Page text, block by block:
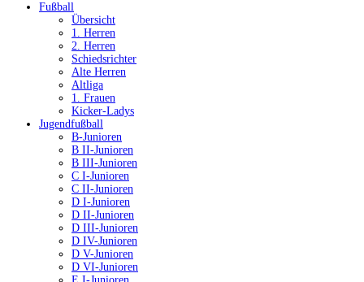
Fußball
Übersicht
1. Herren
2. Herren
Schiedsrichter
Alte Herren
Altliga
1. Frauen
Kicker-Ladys
Jugendfußball
B-Junioren
B II-Junioren
B III-Junioren
C I-Junioren
C II-Junioren
D I-Junioren
D II-Junioren
D III-Junioren
D IV-Junioren
D V-Junioren
D VI-Junioren